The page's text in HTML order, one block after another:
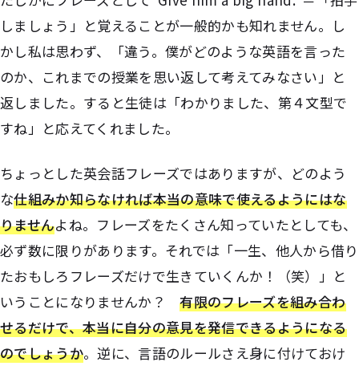
しましょう」と覚えることが一般的かも知れません。し
かし私は思わず、「違う。僕がどのような英語を言った
のか、これまでの授業を思い返して考えてみなさい」と
返しました。すると生徒は「わかりました、第４文型で
すね」と応えてくれました。
ちょっとした英会話フレーズではありますが、どのよう
な仕組みか知らなければ本当の意味で使えるようにはな
りませんよね。フレーズをたくさん知っていたとしても、
必ず数に限りがあります。それでは「一生、他人から借り
たおもしろフレーズだけで生きていくんか！（笑）」と
いうことになりませんか？有限のフレーズを組み合わ
せるだけで、本当に自分の意見を発信できるようになる
のでしょうか。逆に、言語のルールさえ身に付けておけ